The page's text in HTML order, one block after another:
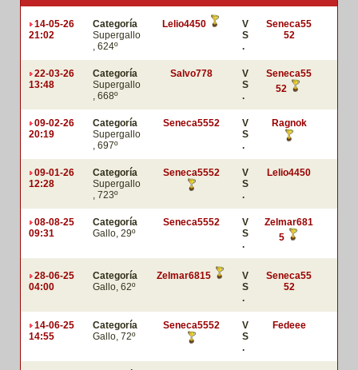
14-05-26
21:02
Categoría
Supergallo
, 624º
Lelio4450
V
S
.
Seneca55
52
22-03-26
13:48
Categoría
Supergallo
, 668º
Salvo778
V
S
.
Seneca55
52
09-02-26
20:19
Categoría
Supergallo
, 697º
Seneca5552
V
S
.
Ragnok
09-01-26
12:28
Categoría
Supergallo
, 723º
Seneca5552
V
S
.
Lelio4450
08-08-25
09:31
Categoría
Gallo, 29º
Seneca5552
V
S
.
Zelmar681
5
28-06-25
04:00
Categoría
Gallo, 62º
Zelmar6815
V
S
.
Seneca55
52
14-06-25
14:55
Categoría
Gallo, 72º
Seneca5552
V
S
.
Fedeee